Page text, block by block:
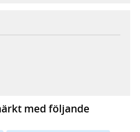
i ny flik, extern webbplats,
extern webbplats,
i ny flik, extern webbplats,
din e-postklient,
med följande